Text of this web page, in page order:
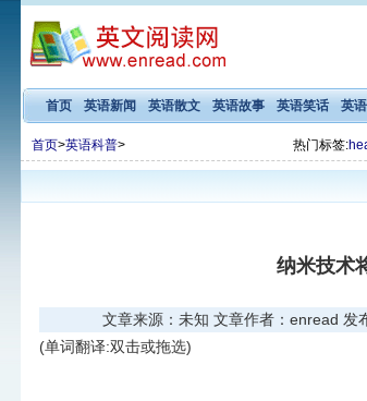
首页 英语新闻 英语散文 英语故事 英语笑话 英
首页>英语科普> 热门标签:
纳米技术
文章来源：未知 文章作者：enread
(单词翻译:双击或拖选)